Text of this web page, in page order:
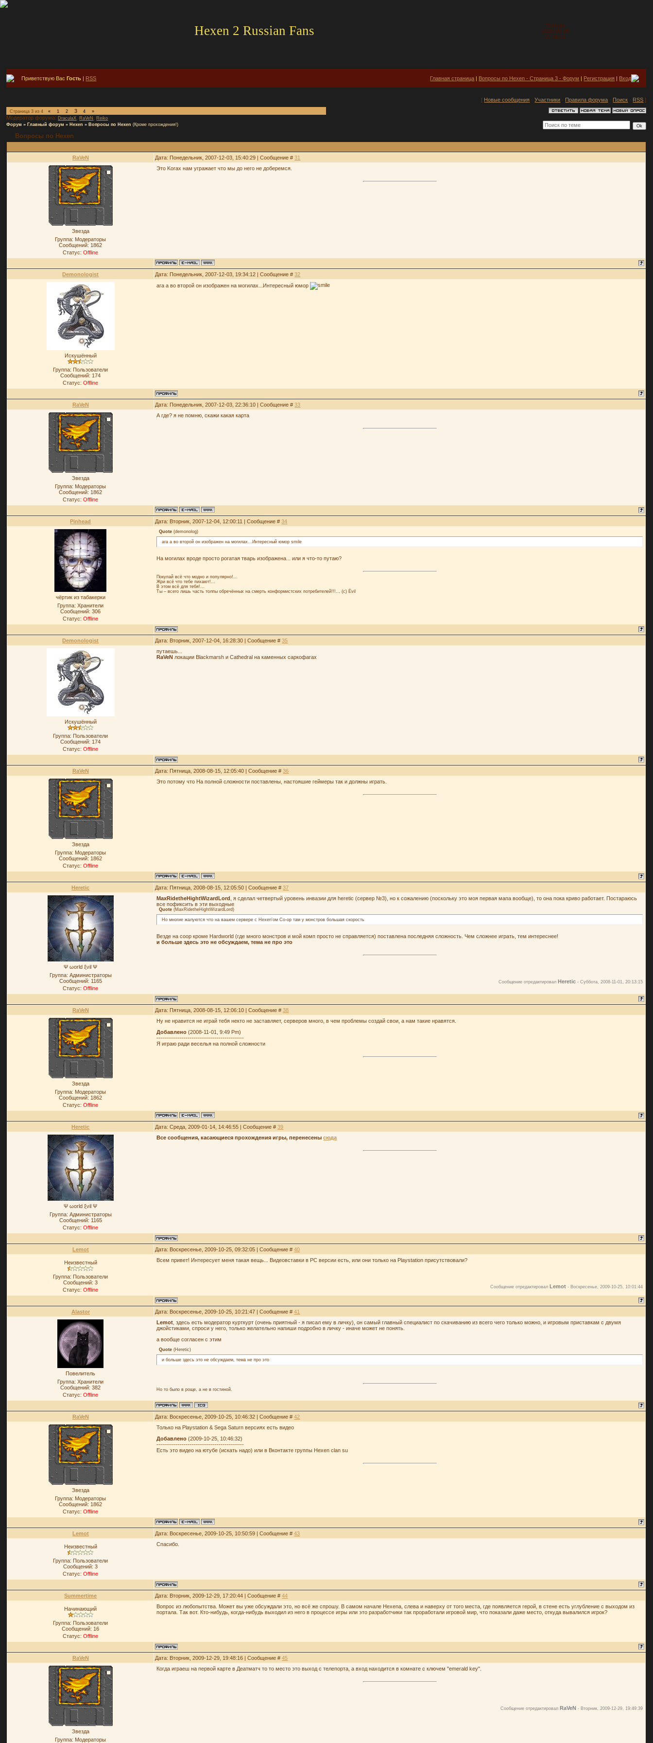
Hexen 2 Russian Fans
Четверг
2026-08-06
07:08:13
Приветствую ВасГость | RSS Главная страница | Вопросы по Hexen - Страница 3 - Форум | Регистрация | Вход
[ Новые сообщения ·Участники · Правила форума · Поиск · RSS ]
Страница3 из4 « 1 2 3 4 »
Модератор форума:DraculaX ,RaVeN ,Reiko
Форум » Главный форум » Hexen » Вопросы по Hexen (Кроме прохождения!)
Вопросы по Hexen
RaVeN Дата: Понедельник, 2007-12-03, 15:40:29 | Сообщение #31
Звезда
Группа: Модераторы
Сообщений: 1862
Статус:Offline
Это Korax нам угражает что мы до него не доберемся.
Demonologist Дата: Понедельник, 2007-12-03, 19:34:12 | Сообщение #32
Искушённый
Группа: Пользователи
Сообщений: 174
Статус:Offline
ага а во второй он изображен на могилах...Интересный юмор
RaVeN Дата: Понедельник, 2007-12-03, 22:36:10 | Сообщение #33
Звезда
Группа: Модераторы
Сообщений: 1862
Статус:Offline
А где? я не помню, скажи какая карта
Pinhead Дата: Вторник, 2007-12-04, 12:00:11 | Сообщение #34
чёртик из табакерки
Группа: Хранители
Сообщений:306
Статус:Offline
Quote (demonolog)
ага а во второй он изображен на могилах...Интересный юмор smile
На могилах вроде просто рогатая тварь изображена... или я что-то путаю?
Покупай всё что модно и популярно!...
Жри всё что тебе пихают!...
В этом всё для тебя!…
Ты – всего лишь часть толпы обречённых на смерть конформистских потребителей!!!... (с) Ёvil
Demonologist Дата: Вторник, 2007-12-04, 16:28:30 | Сообщение #35
Искушённый
Группа: Пользователи
Сообщений: 174
Статус:Offline
путаешь...
RaVeN локации Blackmarsh и Cathedral на каменных саркофагах
RaVeN Дата: Пятница, 2008-08-15, 12:05:40 | Сообщение #36
Звезда
Группа: Модераторы
Сообщений: 1862
Статус:Offline
Это потому что На полной сложности поставлены, настояшие геймеры так и должны играть.
Heretic Дата: Пятница, 2008-08-15, 12:05:50 | Сообщение #37
Ψ ωοrld ξνil Ψ
Группа: Администраторы
Сообщений: 1165
Статус:Offline
MaxRidetheHightWizardLord , я сделал четвертый уровень инвазии для heretic (сервер №3), но к сожалению (поскольку это моя первая мапа вообще), то она пока криво работает. Постараюсь
все пофиксить в эти выходные
Quote (MaxRidetheHightWizardLord)
Но многие жалуются что на вашем сервере с Hexen'ом Co-op там у монстров большая скорость
Везде на coop кроме Hardworld (где много монстров и мой комп просто не справляется) поставлена последняя сложность. Чем сложнее играть, тем интереснее!
и больше здесь это не обсуждаем, тема не про это
Сообщение отредактировал Heretic -Суббота, 2008-11-01, 20:13:15
RaVeN Дата: Пятница, 2008-08-15, 12:06:10 | Сообщение #38
Звезда
Группа: Модераторы
Сообщений: 1862
Статус:Offline
Ну не нравится не играй тебя некто не заставляет, серверов много, в чем проблемы создай свои, а нам такие нравятся.
Добавлено (2008-11-01, 9:49 Pm)
---------------------------------------------
Я играю ради веселья на полной сложности
Heretic Дата: Среда, 2009-01-14, 14:46:55 | Сообщение #39
Ψ ωοrld ξνil Ψ
Группа: Администраторы
Сообщений: 1165
Статус:Offline
Все сообщения, касающиеся прохождения игры, перенесенысюда
Lemot Дата: Воскресенье, 2009-10-25, 09:32:05 | Сообщение #40
Неизвестный
Группа: Пользователи
Сообщений:3
Статус:Offline
Всем привет! Интересует меня такая вещь... Видеовставки в PC версии есть, или они только на Playstation присутствовали?
Сообщение отредактировал Lemot - Воскресенье, 2009-10-25, 10:01:44
Alastor Дата: Воскресенье, 2009-10-25, 10:21:47 | Сообщение #41
Повелитель
Группа: Хранители
Сообщений:382
Статус:Offline
Lemot , здесь есть модератор курткурт (очень приятный - я писал ему в личку), он самый главный специалист по скачиванию из всего чего только можно, и игровым приставкам с двумя
джойстиками, спроси у него, только желательно напиши подробно в личку - иначе может не понять.
а вообще согласен с этим
Quote (Heretic)
и больше здесь это не обсуждаем, тема не про это
Но то было в роще, а не в гостиной.
RaVeN Дата: Воскресенье, 2009-10-25, 10:46:32 | Сообщение #42
Звезда
Группа: Модераторы
Сообщений: 1862
Статус:Offline
Только на Playstation & Sega Saturn версиях есть видео
Добавлено (2009-10-25, 10:46:32)
---------------------------------------------
Есть это видео на ютубе (искать надо) или в Вконтакте группы Hexen clan su
Lemot Дата: Воскресенье, 2009-10-25, 10:50:59 | Сообщение #43
Неизвестный
Группа: Пользователи
Сообщений:3
Статус:Offline
Спасибо.
Summertime Дата: Вторник, 2009-12-29, 17:20:44 | Сообщение #44
Начинающий
Группа: Пользователи
Сообщений: 16
Статус:Offline
Вопрос из любопытства. Может вы уже обсуждали это, но всё же спрошу. В самом начале Hexenа, слева и наверху от того места, где появляется герой, в стене есть углубление с выходом из
портала. Так вот. Кто-нибудь, когда-нибудь выходил из него в процессе игры или это разработчики так проработали игровой мир, что показали даже место, откуда вывалился игрок?
RaVeN Дата: Вторник, 2009-12-29, 19:48:16 | Сообщение #45
Звезда
Группа: Модераторы
Когда играеш на первой карте в Деатматч то то место это выход с телепорта, а вход находится в комнате с ключем "emerald key".
Сообщение отредактировал RaVeN - Вторник, 2009-12-29, 19:49:39